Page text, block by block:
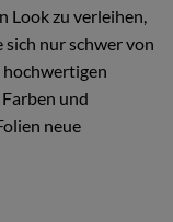
Look zu verleihen,
nur schwer von
und
neue